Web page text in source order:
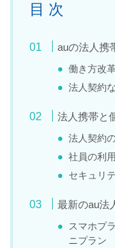
目 次
auの法人携
働き方改
法人契約
法人携帯と
法人契約
社員の利
セキュリ
最新のau法
スマホプ
ニプラン